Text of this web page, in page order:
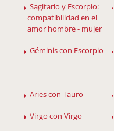
Sagitario y Escorpio:
compatibilidad en el
amor hombre - mujer
Géminis con Escorpio
Aries con Tauro
Virgo con Virgo